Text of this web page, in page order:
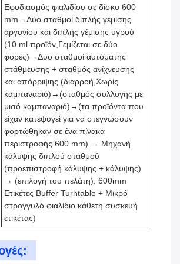
Εφοδιασμός φιαλιδίου σε δίσκο 600
mm→Δύο σταθμοί διπλής γέμισης
αργονίου και διπλής γέμισης υγρού
(10 ml προϊόν,Γεμίζεται σε δύο
φορές)→Δύο σταθμοί αυτόματης
στάθμευσης + σταθμός ανίχνευσης
και απόρριψης (διαρροή,Χωρίς
καμπαναριό)→(σταθμός συλλογής με
μισό καμπαναριό)→(τα προϊόντα που
είχαν κατεψυγεί για να στεγνώσουν
φορτώθηκαν σε ένα πίνακα
περιστροφής 600 mm) → Μηχανή
κάλυψης διπλού σταθμού
(προεπιστροφή κάλυψης + κάλυψης)
→ (επιλογή του πελάτη): 600mm
Ετικέτες Buffer Turntable + Μικρό
στρογγυλό φιαλίδιο κάθετη συσκευή
ετικέτας)